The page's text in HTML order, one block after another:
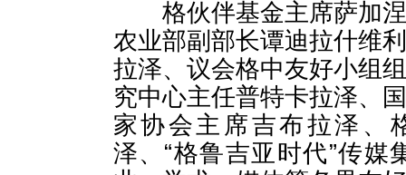
格伙伴基金主席萨加涅
农业部副部长谭迪拉什维
拉泽、议会格中友好小组
究中心主任普特卡拉泽、
家协会主席吉布拉泽、
泽、“格鲁吉亚时代”传